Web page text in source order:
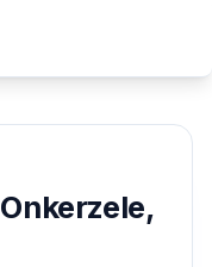
Onkerzele,